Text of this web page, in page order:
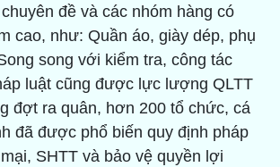
đề và các nhóm hàng có
cao, như: Quần áo, giày dép, phụ
song với kiểm tra, công tác
luật cũng được lực lượng QLTT
đợt ra quân, hơn 200 tổ chức, cá
đã được phổ biến quy định pháp
SHTT và bảo vệ quyền lợi